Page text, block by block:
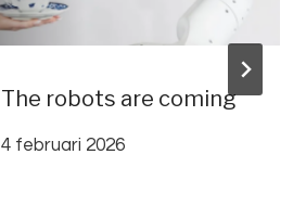
The robots are coming
4 februari 2026